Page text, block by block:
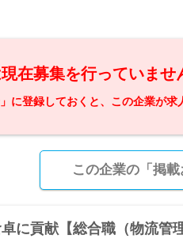
在募集を行っていませ
」に登録しておくと、この企業が
この企業の「掲
に貢献【総合職（物流管